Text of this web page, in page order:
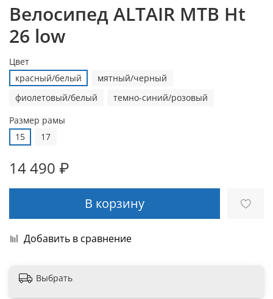
Велосипед ALTAIR MTB Ht
26 low
Цвет
красный/белый
мятный/черный
фиолетовый/белый
темно-синий/розовый
Размер рамы
15
17
14 490 ₽
В корзину
Добавить в сравнение
Выбрать